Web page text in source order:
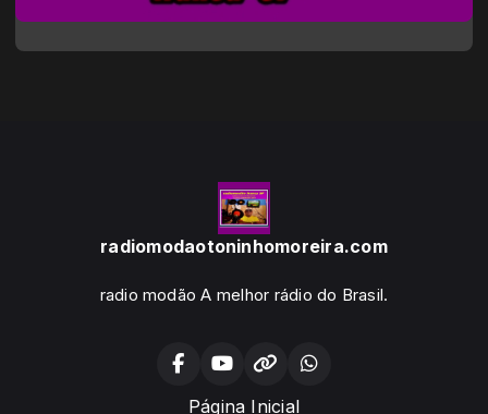
radiomodaotoninhomoreira.com
radio modão A melhor rádio do Brasil.
Página Inicial